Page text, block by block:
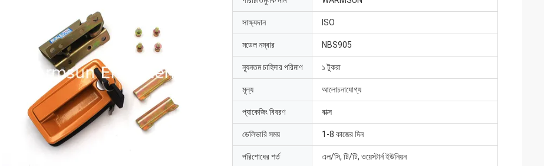
সাক্ষ্যদান ISO
মডেল নম্বার NBS905
ন্যূনতম চাহিদার পরিমাণ ১ টুকরা
মূল্য আলোচনাযোগ্য
প্যাকেজিং বিবরণ বাক্স
ডেলিভারি সময় 1-8 কাজের দিন
পরিশোধের শর্ত এল/সি, টি/টি, ওয়েস্টার্ন ইউনিয়ন